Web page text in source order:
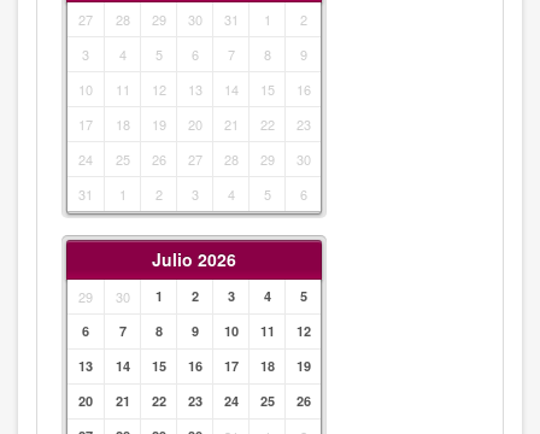
27 28 29 30 31 1
2
3
4 5 6 7 8
9
10
11 12 13 14 15
16
17
18 19 20 21 22
23
24
25 26 27 28 29
30
31
1 2 3 4 5 6
Julio 2026
29 30 1 2 3 4
5
6
7 8 9 10 11
12
13
14 15 16 17 18
19
20
21 22 23 24 25
26